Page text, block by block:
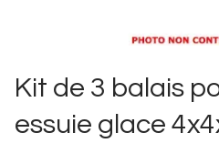
Kit de 3 balais
essuie glace